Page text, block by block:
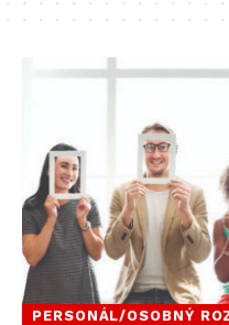
PERSONÁL/OSOBNÝ